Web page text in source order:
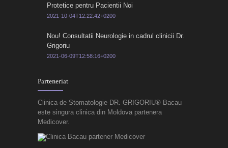
Protetice pentru Pacientii Noi
2021-10-04T12:22:42+0200
Nou! Consultatii Neurologie in cadrul clinicii Dr.
Grigoriu
2021-06-09T12:58:16+0200
Parteneriat
Clinica de Stomatologie DR. GRIGORIU® Bacau
este singura clinica din Moldova partenera
Medicover.